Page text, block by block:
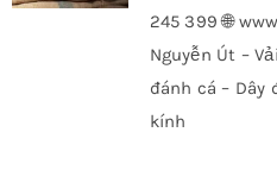
245 399 🌐
Nguyễn Út –
đánh cá – Dây
kính